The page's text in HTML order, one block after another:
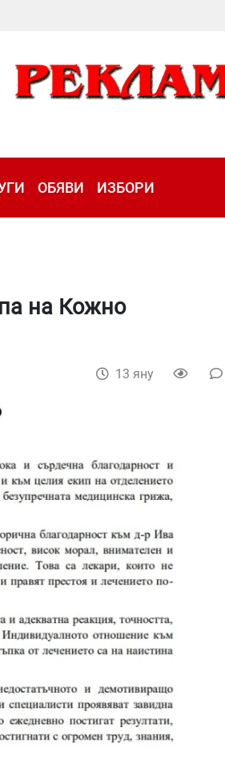
ОБЯВИ ИЗБОРИ
на Кожно
13 яну